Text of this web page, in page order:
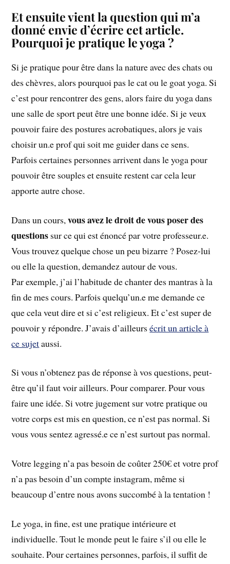
Et ensuite vient la question qui m’a
donné envie d’écrire cet article.
Pourquoi je pratique le yoga ?
Si je pratique pour être dans la nature avec des chats ou
des chèvres, alors pourquoi pas le cat ou le goat yoga. Si
c’est pour rencontrer des gens, alors faire du yoga dans
une salle de sport peut être une bonne idée. Si je veux
pouvoir faire des postures acrobatiques, alors je vais
choisir un.e prof qui soit me guider dans ce sens.
Parfois certaines personnes arrivent dans le yoga pour
pouvoir être souples et ensuite restent car cela leur
apporte autre chose.
Dans un cours,vous avez le droit de vous poser des
questions sur ce qui est énoncé par votre professeur.e.
Vous trouvez quelque chose un peu bizarre ? Posez-lui
ou elle la question, demandez autour de vous.
Par exemple, j’ai l’habitude de chanter des mantras à la
fin de mes cours. Parfois quelqu’un.e me demande ce
que cela veut dire et si c’est religieux. Et c’est super de
pouvoir y répondre. J’avais d’ailleursécrit un article à
ce sujetaussi.
Si vous n’obtenez pas de réponse à vos questions, peut-
être qu’il faut voir ailleurs. Pour comparer. Pour vous
faire une idée. Si votre jugement sur votre pratique ou
votre corps est mis en question, ce n’est pas normal. Si
vous vous sentez agressé.e ce n’est surtout pas normal.
Votre legging n’a pas besoin de coûter 250€ et votre prof
n’a pas besoin d’un compte instagram, même si
beaucoup d’entre nous avons succombé à la tentation !
Le yoga, in fine, est une pratique intérieure et
individuelle. Tout le monde peut le faire s’il ou elle le
souhaite. Pour certaines personnes, parfois, il suffit de